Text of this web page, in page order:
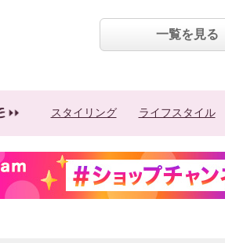
一覧を見る
スタイリング ライフスタイル